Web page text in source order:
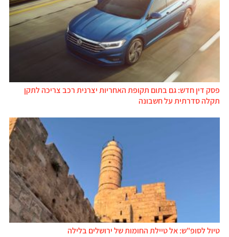
פסק דין חדש: גם בתום תקופת האחריות יצרנית רכב צריכה לתקן
תקלה סדרתית על חשבונה
טיול לסופ"ש: אל טיילת החומות של ירושלים בלילה